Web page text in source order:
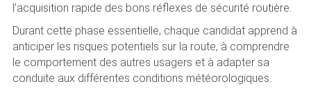
l’acquisition rapide des bons réflexes de sécurité routière.
Durant cette phase essentielle, chaque candidat apprend à
anticiper les risques potentiels sur la route, à comprendre
le comportement des autres usagers et à adapter sa
conduite aux différentes conditions météorologiques.